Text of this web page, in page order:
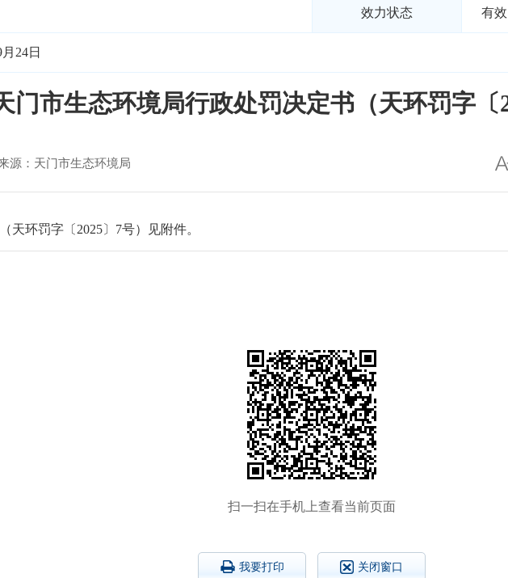
效力状态 有效
24日
门市生态环境局行政处罚决定书（天环罚字〔
源：天门市生态环境局
天环罚字〔2025〕7号）见附件。
扫一扫在手机上查看当前页面
我要打印 关闭窗口